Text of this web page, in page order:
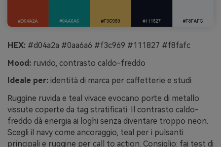
HEX: #d04a2a #0aa6a6 #f3c969 #111827 #f8fafc
Mood: ruvido, contrasto caldo-freddo
Ideale per: identità di marca per caffetterie e studi
Ruggine ruvida e teal vivace evocano porte di metallo
vissute coperte da tag stratificati. Il contrasto caldo-
freddo dà energia ai loghi senza diventare troppo neon.
Scegli il navy come ancoraggio, teal per i pulsanti
principali e ruggine per call to action. Consiglio: fai test di